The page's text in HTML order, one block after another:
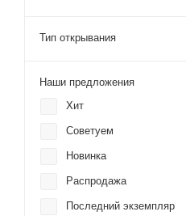
Тип открывания
Наши предложения
Хит
Советуем
Новинка
Распродажа
Последний экземпляр